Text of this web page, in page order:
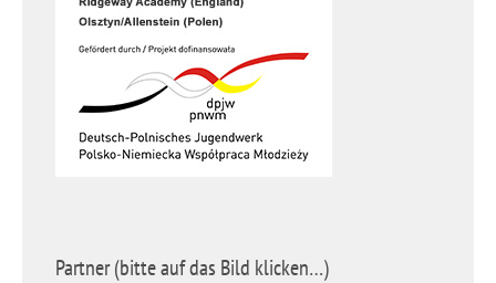
Partner (bitte auf das Bild klicken…)